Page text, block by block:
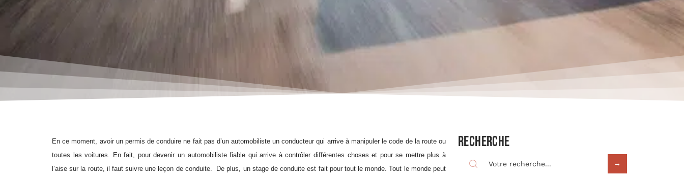
En ce moment, avoir un permis de conduire ne fait pas d’un automobiliste un conducteur qui arrive à manipuler le code de la route ou
toutes les voitures. En fait, pour devenir un automobiliste fiable qui arrive à contrôler différentes choses et pour se mettre plus à
l’aise sur la route, il fautsuivre une leçon de conduite. De plus, un stage de conduite est fait pour tout le monde. Tout le monde peut
Recherche